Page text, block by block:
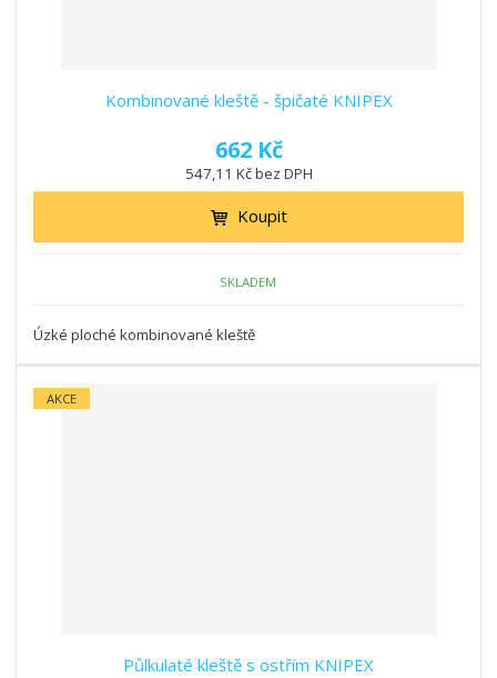
Kombinované kleště - špičaté KNIPEX
662 Kč
547,11 Kč bez DPH
Koupit
SKLADEM
Úzké ploché kombinované kleště
AKCE
Půlkulaté kleště s ostřím KNIPEX